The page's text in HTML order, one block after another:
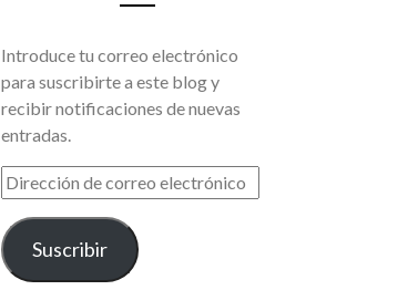
Curso de Especialización en la
Gestión y Administración de
Introduce tu correo electrónico
para suscribirte a este blog y
recibir notificaciones de nuevas
entradas.
DIRECCIÓN
DE
CORREO
ELECTRÓNICO
Suscribir